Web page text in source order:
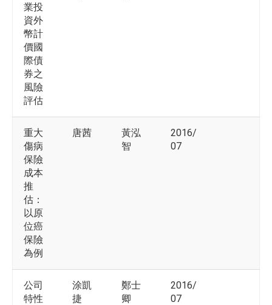
業投
資外
幣計
價國
際債
券之
風險
評估
重大
傷病
保險
成本
推
估：
以原
位癌
保險
為例
唐茜
黃泓
智
2016/
07
公司
特性
涂凱
捷
鄭士
卿
2016/
07